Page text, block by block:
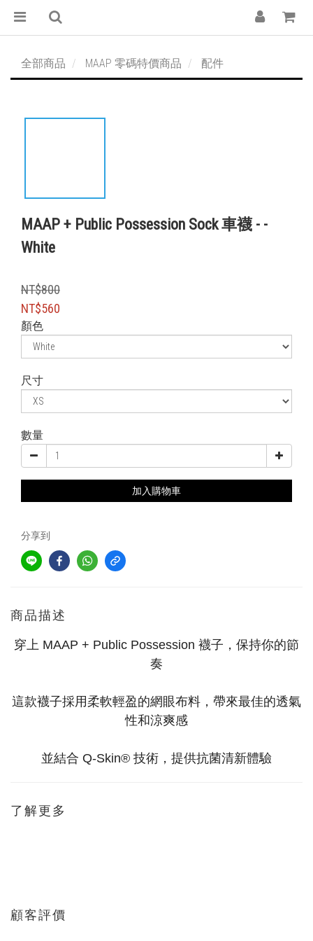
全部商品 MAAP 零碼特價商品 配件
MAAP + Public Possession Sock 車襪 - -
White
NT$800
NT$560
顏色
尺寸
數量
加入購物車
分享到
商品描述
穿上 MAAP + Public Possession 襪子，保持你的節
奏
這款襪子採用柔軟輕盈的網眼布料，帶來最佳的透氣
性和涼爽感
並結合 Q-Skin® 技術，提供抗菌清新體驗
了解更多
顧客評價